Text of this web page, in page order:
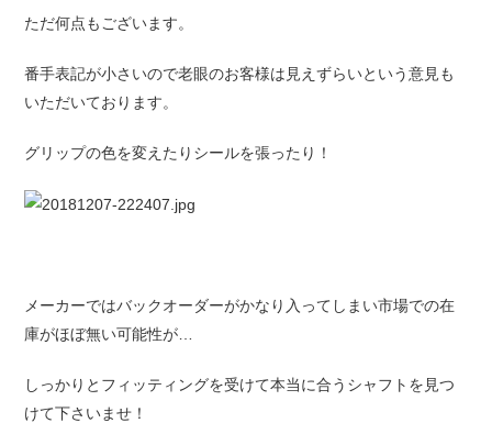
ただ何点もございます。
番手表記が小さいので老眼のお客様は見えずらいという意見も
いただいております。
グリップの色を変えたりシールを張ったり！
メーカーではバックオーダーがかなり入ってしまい市場での在
庫がほぼ無い可能性が…
しっかりとフィッティングを受けて本当に合うシャフトを見つ
けて下さいませ！